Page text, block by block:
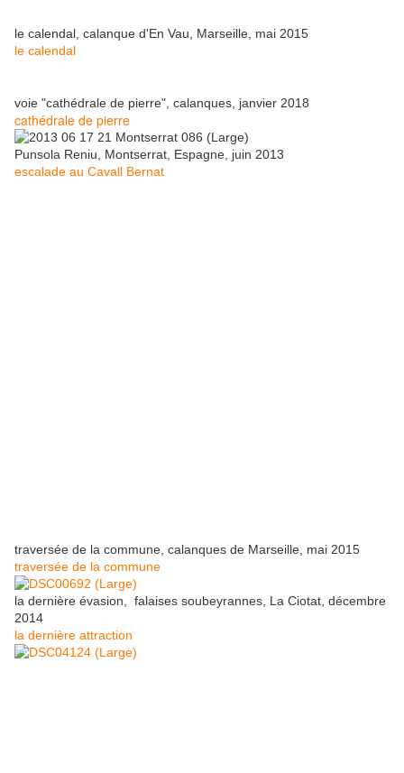
le calendal, calanque d'En Vau, Marseille, mai 2015
le calendal
voie "cathédrale de pierre", calanques, janvier 2018
cathédrale de pierre
Punsola Reniu, Montserrat, Espagne, juin 2013
escalade au Cavall Bernat
traversée de la commune, calanques de Marseille, mai 2015
traversée de la commune
la dernière évasion, falaises soubeyrannes, La Ciotat, décembre
2014
la dernière attraction